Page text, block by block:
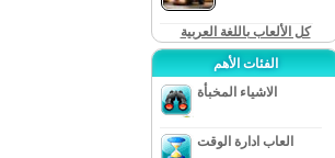
كل الألعاب باللغة العربية
الفئات الأهم
الاشياء المخبأة
العاب ادارة الوقت